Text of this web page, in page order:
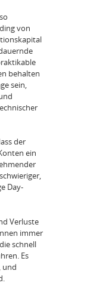
von
behalten
sein,
der
ein
Day-
Verluste
immer
schnell
Es
und